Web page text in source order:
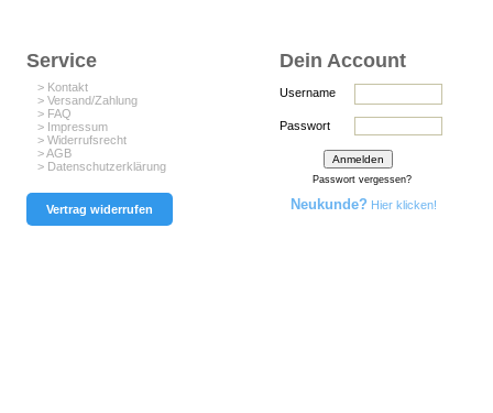
Service
> Kontakt
> Versand/Zahlung
> FAQ
> Impressum
> Widerrufsrecht
> AGB
> Datenschutzerklärung
Vertrag widerrufen
Dein Account
Username
Passwort
Passwort vergessen?
Neukunde? Hier klicken!